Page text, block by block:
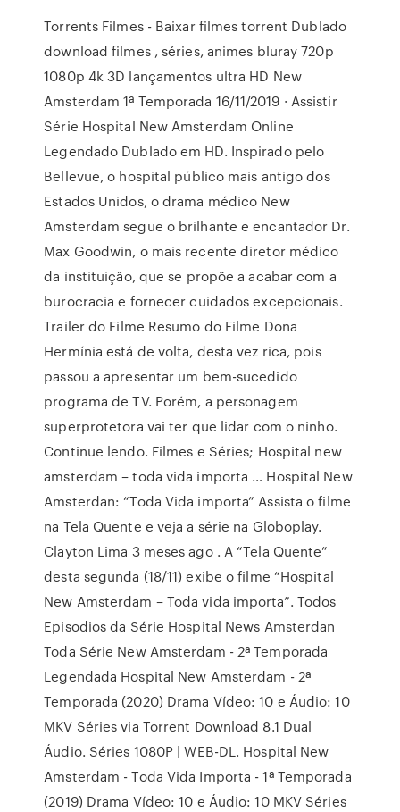
Torrents Filmes - Baixar filmes torrent Dublado
download filmes , séries, animes bluray 720p
1080p 4k 3D lançamentos ultra HD New
Amsterdam 1ª Temporada 16/11/2019 · Assistir
Série Hospital New Amsterdam Online
Legendado Dublado em HD. Inspirado pelo
Bellevue, o hospital público mais antigo dos
Estados Unidos, o drama médico New
Amsterdam segue o brilhante e encantador Dr.
Max Goodwin, o mais recente diretor médico
da instituição, que se propõe a acabar com a
burocracia e fornecer cuidados excepcionais.
Trailer do Filme Resumo do Filme Dona
Hermínia está de volta, desta vez rica, pois
passou a apresentar um bem-sucedido
programa de TV. Porém, a personagem
superprotetora vai ter que lidar com o ninho.
Continue lendo. Filmes e Séries; Hospital new
amsterdam – toda vida importa … Hospital New
Amsterdan: “Toda Vida importa” Assista o filme
na Tela Quente e veja a série na Globoplay.
Clayton Lima 3 meses ago . A “Tela Quente”
desta segunda (18/11) exibe o filme “Hospital
New Amsterdam – Toda vida importa”. Todos
Episodios da Série Hospital News Amsterdan
Toda Série New Amsterdam - 2ª Temporada
Legendada Hospital New Amsterdam - 2ª
Temporada (2020) Drama Vídeo: 10 e Áudio: 10
MKV Séries via Torrent Download 8.1 Dual
Áudio. Séries 1080P | WEB-DL. Hospital New
Amsterdam - Toda Vida Importa - 1ª Temporada
(2019) Drama Vídeo: 10 e Áudio: 10 MKV Séries